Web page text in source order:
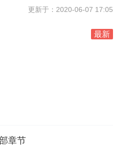
更新于：2020-06-07 17:05
最新
章节